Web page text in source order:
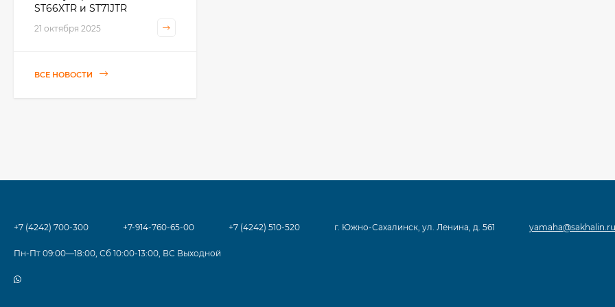
ST66XTR и ST71JTR
21 октября 2025
ВСЕ НОВОСТИ
+7 (4242) 700-300 +7-914-760-65-00 +7 (4242) 510-520 г. Южно-Сахалинск, ул. Ленина, д. 561 yamaha@sakhalin.ru
Пн-Пт 09:00—18:00, Сб 10:00-13:00, ВС Выходной